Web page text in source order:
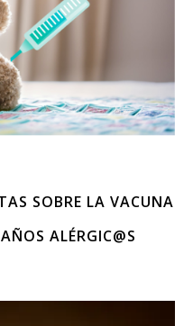
SOBRE LA VACUNA
ALÉRGIC@S